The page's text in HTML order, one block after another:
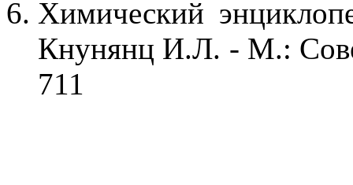
Химический
Кнунянц И.Л. - М.:
711